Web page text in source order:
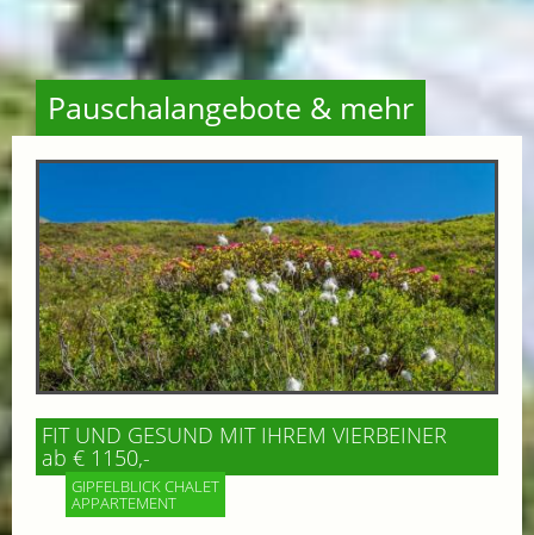
Pauschalangebote & mehr
FIT UND GESUND MIT IHREM VIERBEINER
ab € 1150,-
GIPFELBLICK CHALET
APPARTEMENT